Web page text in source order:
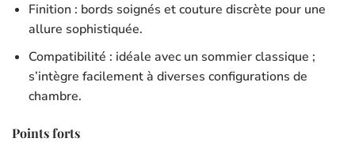
Finition : bords soignés et couture discrète pour une
allure sophistiquée.
Compatibilité : idéale avec un sommier classique ;
s’intègre facilement à diverses configurations de
chambre.
Points forts